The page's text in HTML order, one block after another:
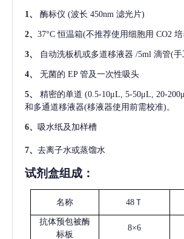
1、 酶标仪 (波长 450nm 滤光片)
2、 37°C 恒温箱(不推荐使用细胞用 CO2
3、 自动洗板机或多道移液器 /5ml 滴管(
4、 无菌的 EP 管及一次性吸头
5、 精密的单道 (0.5-10μL, 5-50μL, 20-
和多通道移液器(移液器使用前需校准)。
6、 吸水纸及加样槽
7、 去离子水或蒸馏水
试剂盒组成：
名称 48Ｔ
抗体预包被酶
标板
8×6